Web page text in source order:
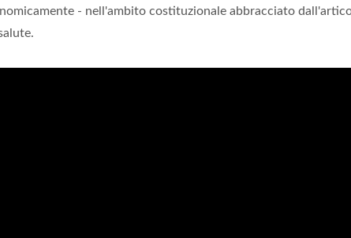
- nell'ambito costituzionale abbracciato